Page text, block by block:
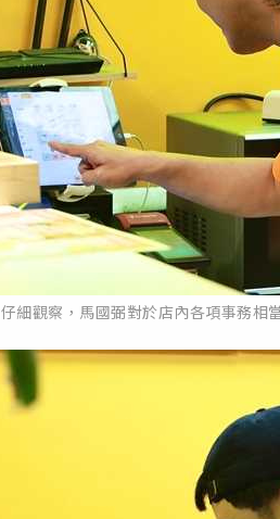
仔細觀察，馬國弼對於店內各項事務相